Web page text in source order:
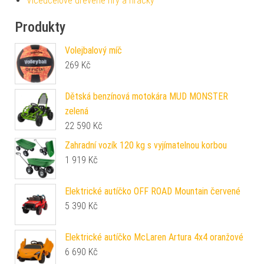
Produkty
Volejbalový míč
269 Kč
Dětská benzínová motokára MUD MONSTER
zelená
22 590 Kč
Zahradní vozík 120 kg s vyjímatelnou korbou
1 919 Kč
Elektrické autíčko OFF ROAD Mountain červené
5 390 Kč
Elektrické autíčko McLaren Artura 4x4 oranžové
6 690 Kč